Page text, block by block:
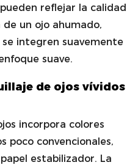
reflejar la calidad
un ojo ahumado,
integren suavemente
suave.
de ojos vívidos
incorpora colores
poco convencionales,
estabilizador. La